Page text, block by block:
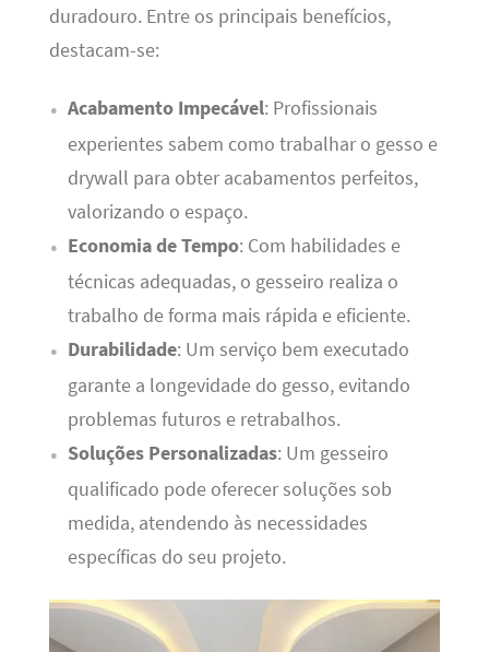
duradouro. Entre os principais benefícios,
destacam-se:
Acabamento Impecável: Profissionais
experientes sabem como trabalhar o gesso e
drywall para obter acabamentos perfeitos,
valorizando o espaço.
Economia de Tempo: Com habilidades e
técnicas adequadas, o gesseiro realiza o
trabalho de forma mais rápida e eficiente.
Durabilidade: Um serviço bem executado
garante a longevidade do gesso, evitando
problemas futuros e retrabalhos.
Soluções Personalizadas: Um gesseiro
qualificado pode oferecer soluções sob
medida, atendendo às necessidades
específicas do seu projeto.